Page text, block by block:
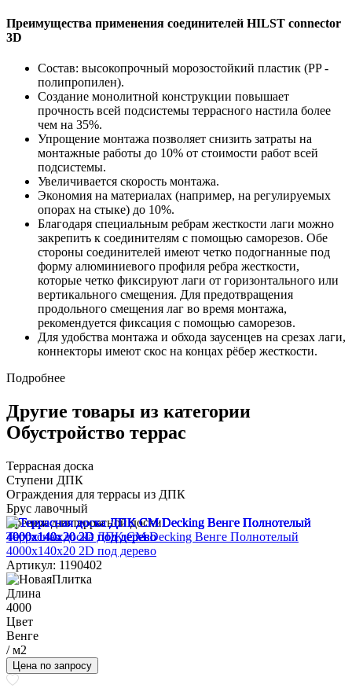
Преимущества применения соединителей HILST connector
3D
Состав: высокопрочный морозостойкий пластик (PP -
полипропилен).
Создание монолитной конструкции повышает
прочность всей подсистемы террасного настила более
чем на 35%.
Упрощение монтажа позволяет снизить затраты на
монтажные работы до 10% от стоимости работ всей
подсистемы.
Увеличивается скорость монтажа.
Экономия на материалах (например, на регулируемых
опорах на стыке) до 10%.
Благодаря специальным ребрам жесткости лаги можно
закрепить к соединителям с помощью саморезов. Обе
стороны соединителей имеют четко подогнанные под
форму алюминиевого профиля ребра жесткости,
которые четко фиксируют лаги от горизонтального или
вертикального смещения. Для предотвращения
продольного смещения лаг во время монтажа,
рекомендуется фиксация с помощью саморезов.
Для удобства монтажа и обхода заусенцев на срезах лаги,
коннекторы имеют скос на концах рёбер жесткости.
Подробнее
Другие товары из категории
Обустройство террас
Террасная доска
Ступени ДПК
Ограждения для террасы из ДПК
Брус лавочный
Крепеж для террасной доски
Террасная доска ДПК CM Decking Венге Полнотелый
4000x140x20 2D под дерево
Артикул: 1190402
Длина
4000
Цвет
Венге
/ м2
Цена по запросу